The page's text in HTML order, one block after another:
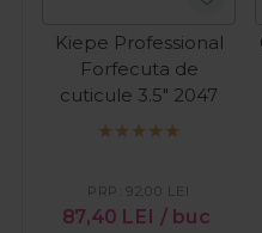
Kiepe Professional
Forfecuta de
cuticule 3.5" 2047
87,40 LEI / buc
PRP: 92,00 LEI